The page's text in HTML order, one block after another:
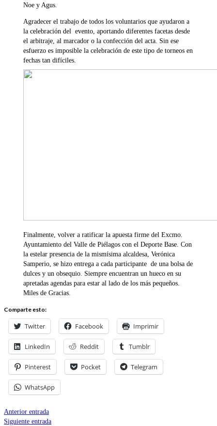
Noe y Agus.
Agradecer el trabajo de todos los voluntarios que ayudaron a
la celebración del evento, aportando diferentes facetas desde
el arbitraje, al marcador o la confección del acta. Sin ese
esfuerzo es imposible la celebración de este tipo de torneos en
fechas tan difíciles.
Finalmente, volver a ratificar la apuesta firme del Excmo.
Ayuntamiento del Valle de Piélagos con el Deporte Base. Con
la estelar presencia de la mismísima alcaldesa, Verónica
Samperio, se hizo entrega a cada participante de una bolsa de
dulces y un obsequio. Siempre encuentran un hueco en su
apretadas agendas para estar al lado de los más pequeños.
Miles de Gracias.
Comparte esto:
Twitter Facebook Imprimir
LinkedIn Reddit Tumblr
Pinterest Pocket Telegram
WhatsApp
Anterior entrada
Siguiente entrada